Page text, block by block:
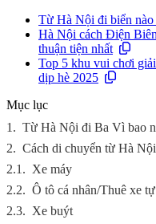
Từ Hà Nội đi biển nào
Hà Nội cách Điện
thuận tiện nhất
Top 5 khu vui chơi
dịp hè 2025
Mục lục
1. Từ Hà Nội đi Ba Vì bao
2. Cách di chuyển từ Hà
2.1. Xe máy
2.2. Ô tô cá nhân/Thuê xe
2.3. Xe buýt